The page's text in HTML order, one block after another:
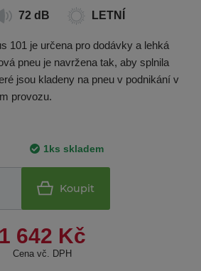
72 dB LETNÍ
101 je určena pro dodávky a lehká
pneu je navržena tak, aby splnila
jsou kladeny na pneu v podnikání v
provozu.
1ks skladem
Koupit
1 642 Kč
Cena vč. DPH